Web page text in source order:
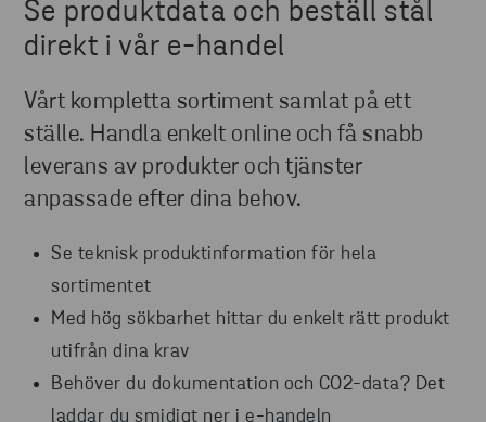
Se produktdata och beställ stål
direkt i vår e-handel
Vårt kompletta sortiment samlat på ett
ställe. Handla enkelt online och få snabb
leverans av produkter och tjänster
anpassade efter dina behov.
Se teknisk produktinformation för hela
sortimentet
Med hög sökbarhet hittar du enkelt rätt produkt
utifrån dina krav
Behöver du dokumentation och CO2-data? Det
laddar du smidigt ner i e-handeln